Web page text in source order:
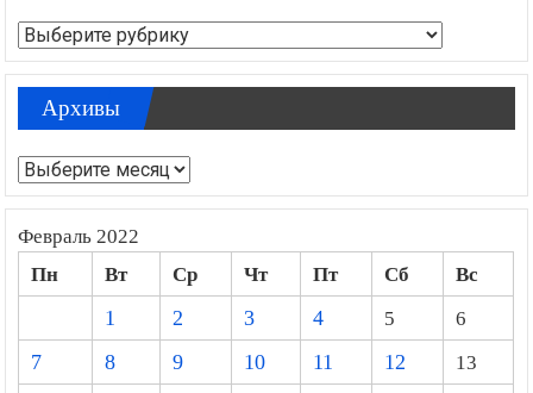
Рубрики
Архивы
Архивы
Февраль 2022
Пн Вт Ср Чт Пт Сб
Вс
1
2 3 4 5
6
7
8 9 10 11 12
13